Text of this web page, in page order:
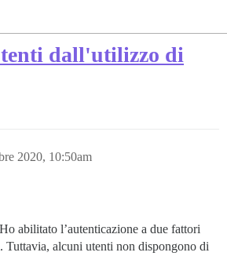
dall'utilizzo di
2020, 10:50am
abilitato l’autenticazione a due fattori
alcuni utenti non dispongono di